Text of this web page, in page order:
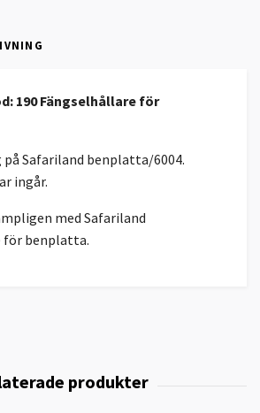
190 Fängselhållare för
Safariland benplatta/6004.
ingår.
med Safariland
benplatta.